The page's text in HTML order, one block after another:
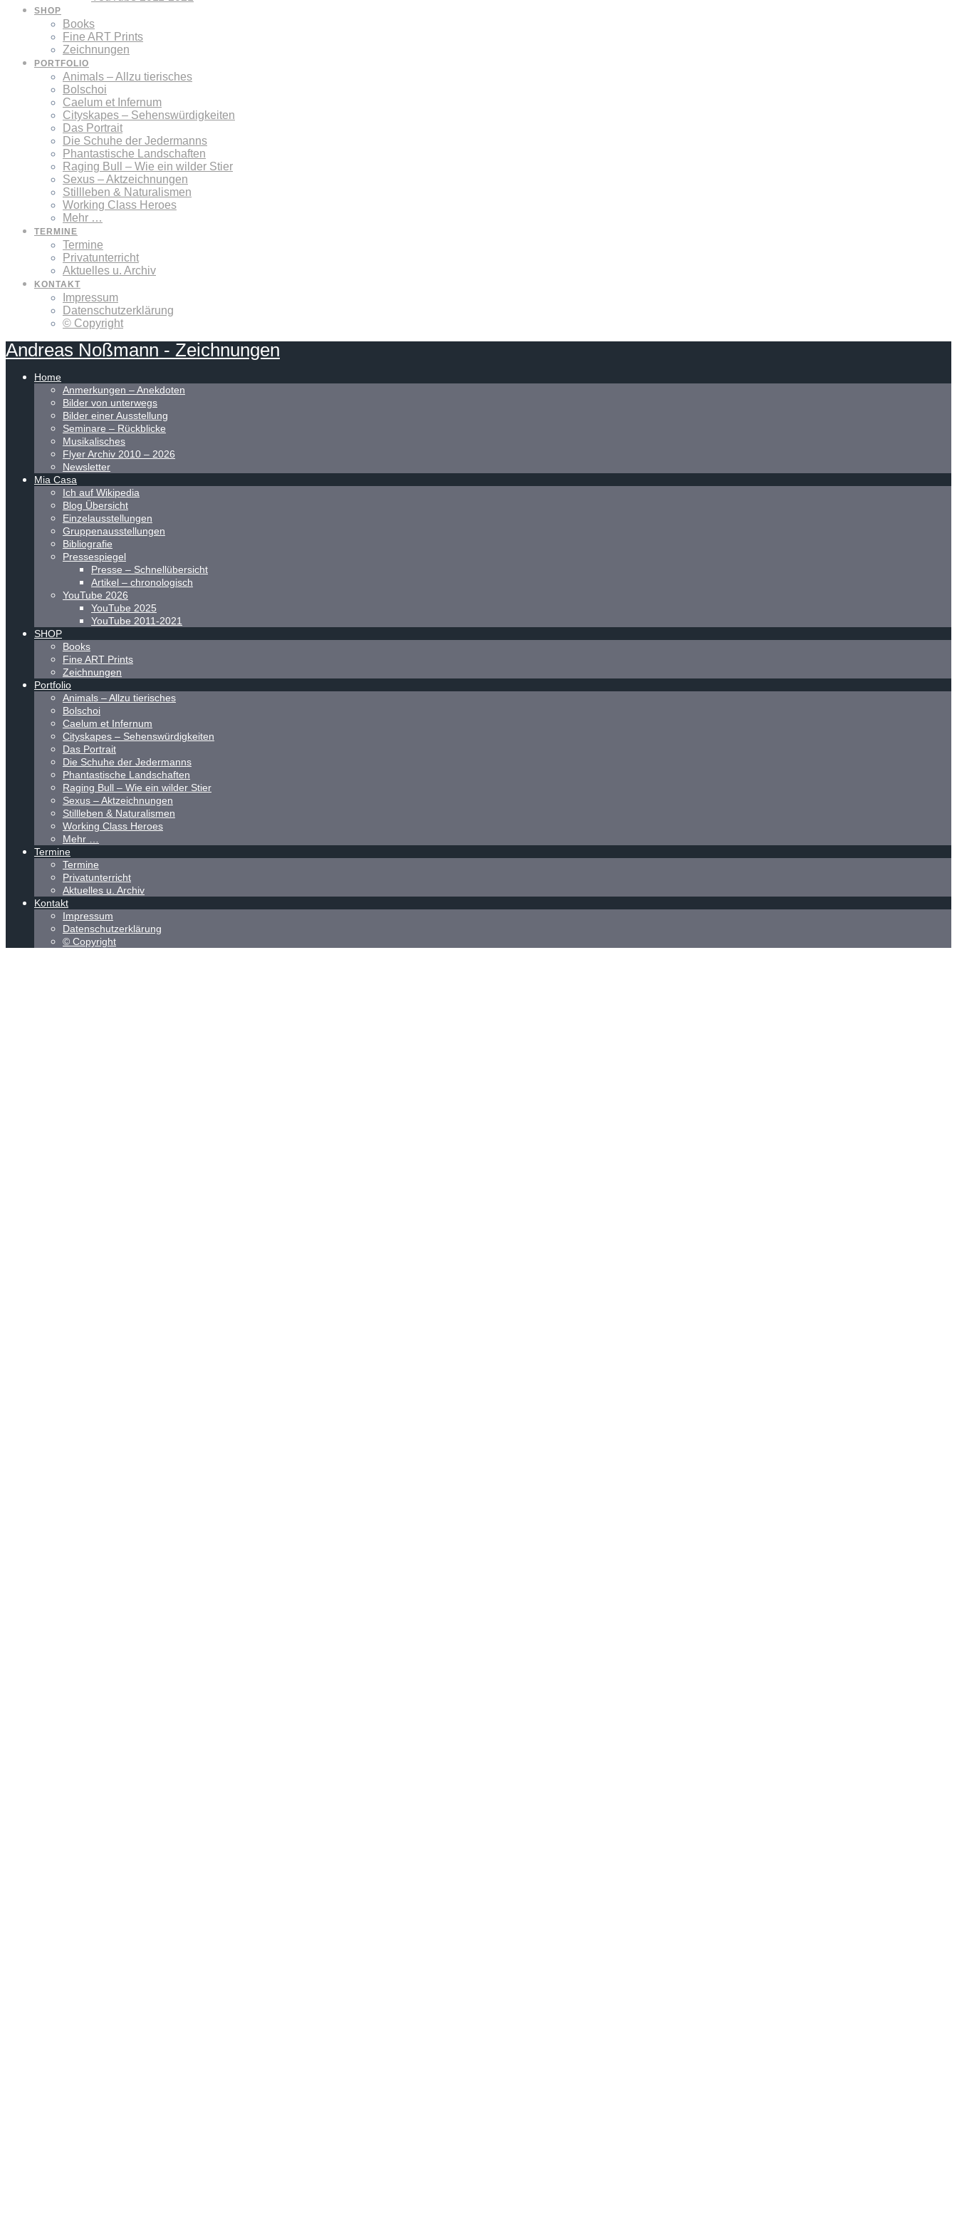
SHOP
Books
Fine ART Prints
Zeichnungen
PORTFOLIO
Animals – Allzu tierisches
Bolschoi
Caelum et Infernum
Cityskapes – Sehenswürdigkeiten
Das Portrait
Die Schuhe der Jedermanns
Phantastische Landschaften
Raging Bull – Wie ein wilder Stier
Sexus – Aktzeichnungen
Stillleben & Naturalismen
Working Class Heroes
Mehr …
TERMINE
Termine
Privatunterricht
Aktuelles u. Archiv
KONTAKT
Impressum
Datenschutzerklärung
© Copyright
Andreas Noßmann - Zeichnungen
Home
Anmerkungen – Anekdoten
Bilder von unterwegs
Bilder einer Ausstellung
Seminare – Rückblicke
Musikalisches
Flyer Archiv 2010 – 2026
Newsletter
Mia Casa
Ich auf Wikipedia
Blog Übersicht
Einzelausstellungen
Gruppenausstellungen
Bibliografie
Pressespiegel
Presse – Schnellübersicht
Artikel – chronologisch
YouTube 2026
YouTube 2025
YouTube 2011-2021
SHOP
Books
Fine ART Prints
Zeichnungen
Portfolio
Animals – Allzu tierisches
Bolschoi
Caelum et Infernum
Cityskapes – Sehenswürdigkeiten
Das Portrait
Die Schuhe der Jedermanns
Phantastische Landschaften
Raging Bull – Wie ein wilder Stier
Sexus – Aktzeichnungen
Stillleben & Naturalismen
Working Class Heroes
Mehr …
Termine
Termine
Privatunterricht
Aktuelles u. Archiv
Kontakt
Impressum
Datenschutzerklärung
© Copyright